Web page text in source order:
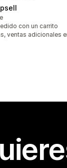
con un carrito
ventas adicionales